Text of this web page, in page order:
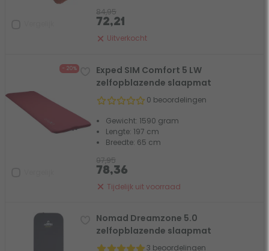
Uitverkocht
84,95
72,21
- 20%
Exped SIM Comfort 5 LW
zelfopblazende slaapmat
0 beoordelingen
Gewicht: 1590 gram
Lengte: 197 cm
Breedte: 65 cm
Tijdelijk uit voorraad
97,95
78,36
Nomad Dreamzone 5.0
zelfopblazende slaapmat
3 beoordelingen